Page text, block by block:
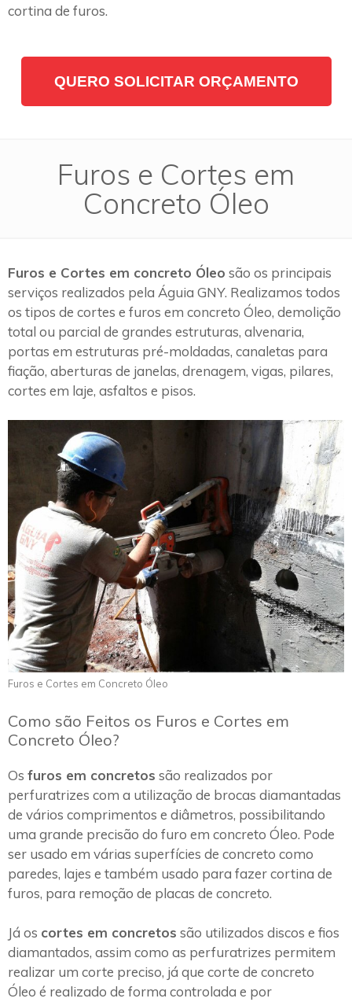
cortina de furos.
QUERO SOLICITAR ORÇAMENTO
Furos e Cortes em
Concreto Óleo
Furos e Cortes em concreto Óleo são os principais
serviços realizados pela Águia GNY. Realizamos todos
os tipos de cortes e furos em concreto Óleo, demolição
total ou parcial de grandes estruturas, alvenaria,
portas em estruturas pré-moldadas, canaletas para
fiação, aberturas de janelas, drenagem, vigas, pilares,
cortes em laje, asfaltos e pisos.
Furos e Cortes em Concreto Óleo
Como são Feitos os Furos e Cortes em
Concreto Óleo?
Os furos em concretos são realizados por
perfuratrizes com a utilização de brocas diamantadas
de vários comprimentos e diâmetros, possibilitando
uma grande precisão do furo em concreto Óleo. Pode
ser usado em várias superfícies de concreto como
paredes, lajes e também usado para fazer cortina de
furos, para remoção de placas de concreto.
Já os cortes em concretos são utilizados discos e fios
diamantados, assim como as perfuratrizes permitem
realizar um corte preciso, já que corte de concreto
Óleo é realizado de forma controlada e por